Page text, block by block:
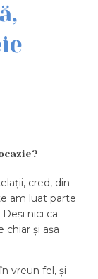
cred, din
am luat parte
nici ca
chiar și așa
vreun fel, și